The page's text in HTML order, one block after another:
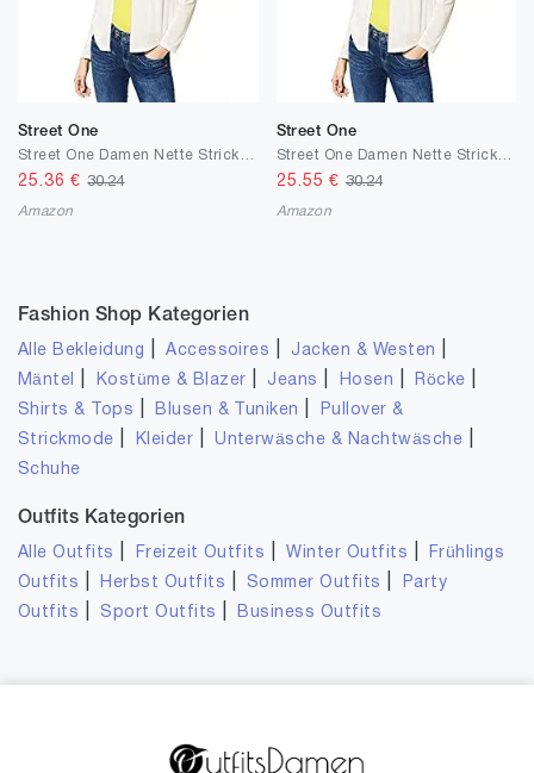
Street One
25.36 €30.24
Amazon
Street One
25.55 € 30.24
Amazon
Fashion Shop Kategorien
Alle Bekleidung |Accessoires Jacken & Westen
Mäntel Kostüme & Blazer Jeans Hosen Röcke
Shirts & Tops Blusen & Tuniken
Pullover &
Strickmode
Kleider |Unterwäsche & Nachtwäsche
Schuhe
Outfits Kategorien
Alle Outfits Freizeit Outfits |Winter Outfits
Frühlings
Outfits
Herbst Outfits Sommer Outfits
Party
Outfits
Sport Outfits Business Outfits